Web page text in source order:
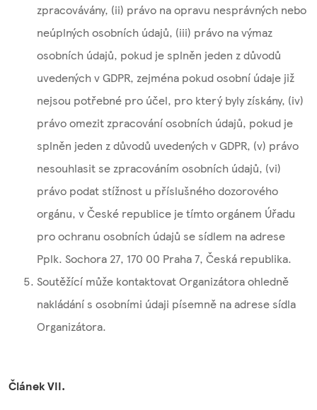
zpracovávány, (ii) právo na opravu nesprávných nebo
neúplných osobních údajů, (iii) právo na výmaz
osobních údajů, pokud je splněn jeden z důvodů
uvedených v GDPR, zejména pokud osobní údaje již
nejsou potřebné pro účel, pro který byly získány, (iv)
právo omezit zpracování osobních údajů, pokud je
splněn jeden z důvodů uvedených v GDPR, (v) právo
nesouhlasit se zpracováním osobních údajů, (vi)
právo podat stížnost u příslušného dozorového
orgánu, v České republice je tímto orgánem Úřadu
pro ochranu osobních údajů se sídlem na adrese
Pplk. Sochora 27, 170 00 Praha 7, Česká republika.
Soutěžící může kontaktovat Organizátora ohledně
nakládání s osobními údaji písemně na adrese sídla
Organizátora.
Článek VII.